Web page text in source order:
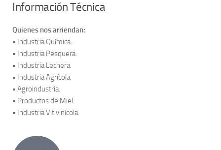
Información Técnica
Quienes nos arriendan:
• Industria Química.
• Industria Pesquera.
• Industria Lechera.
• Industria Agrícola.
• Agroindustria.
• Productos de Miel.
• Industria Vitivinícola.